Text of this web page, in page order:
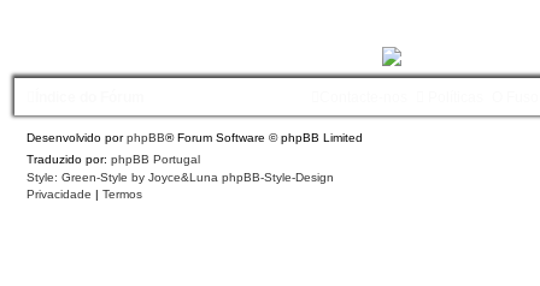
Desenvolvido porphpBB® Forum Software © phpBB Limited
Traduzido por: phpBB Portugal
Style: Green-Style by Joyce&Luna phpBB-Style-Design
Privacidade | Termos